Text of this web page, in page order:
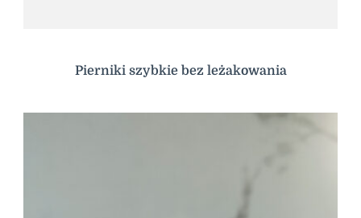
Pierniki szybkie bez leżakowania